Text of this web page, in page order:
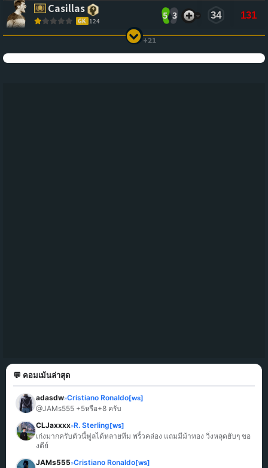
Casillas
GK 124
5 3 34 131
+21
💬 คอมเม้นล่าสุด
adasdw»Cristiano Ronaldo[ws]
@JAMs555 +5หรือ+8 ครับ
CLJaxxxx»R. Sterling[ws]
เก่งมากครับตัวนี้ฟูลได้หลายทีม พริ้วคล่อง แถมมีม้าทอง วิ่งหลุดยับๆ ขอ
งดีย์
JAMs555»Cristiano Ronaldo[ws]